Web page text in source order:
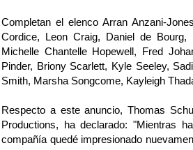
Completan el elenco Arran Anzani-
Cordice, Leon Craig, Daniel de
Michelle Chantelle Hopewell, Fred
Pinder, Briony Scarlett, Kyle Seeley,
Smith, Marsha Songcome, Kayleigh
Respecto a este anuncio, Thomas
Productions, ha declarado: "Mientras
compañía quedé impresionado